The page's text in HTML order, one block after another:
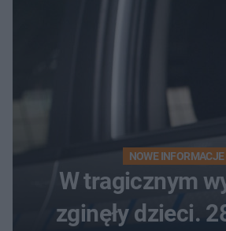
NOWE INFORMACJE
W tragicznym
zginęły dzieci.